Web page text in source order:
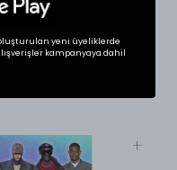
kişisel tarzınızı
seçenek sunar.
için urban kültür, moda
yeni üyeliklerde
kampanyaya dahil